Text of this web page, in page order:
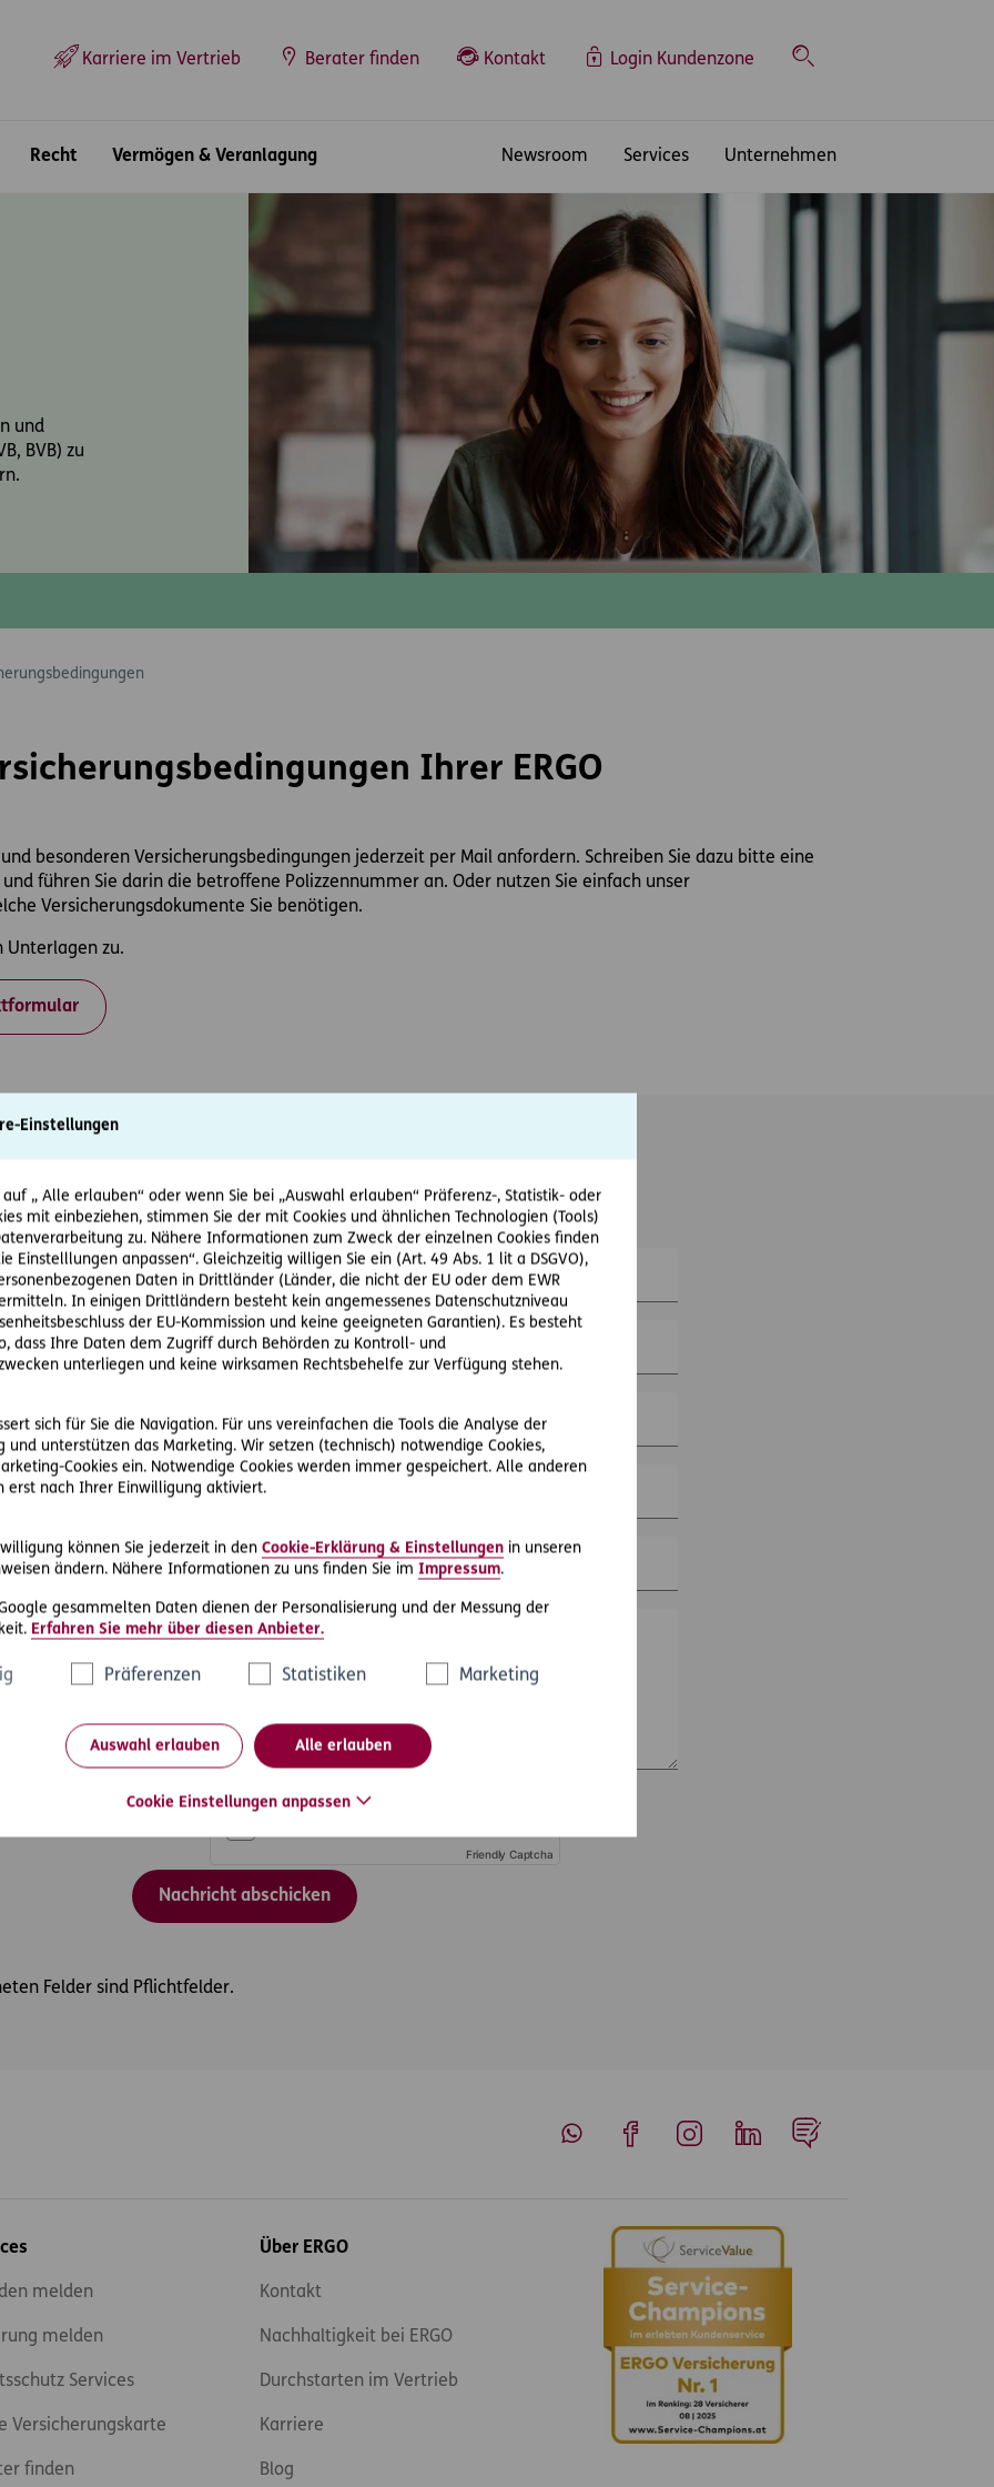
Einstellungen
„ Alle erlauben“ oder wenn Sie bei „Auswahl erlauben“ Präferenz-, Statistik- oder
mit einbeziehen, stimmen Sie der mit Cookies und ähnlichen Technologien (Tools)
zu. Nähere Informationen zum Zweck der einzelnen Cookies finden
Einstelllungen anpassen“. Gleichzeitig willigen Sie ein (Art. 49 Abs. 1 lit a DSGVO),
Daten in Drittländer (Länder, die nicht der EU oder dem EWR
In einigen Drittländern besteht kein angemessenes Datenschutzniveau
der EU-Kommission und keine geeigneten Garantien). Es besteht
dass Ihre Daten dem Zugriff durch Behörden zu Kontroll- und
unterliegen und keine wirksamen Rechtsbehelfe zur Verfügung stehen.
sich für Sie die Navigation. Für uns vereinfachen die Tools die Analyse der
und unterstützen das Marketing. Wir setzen (technisch) notwendige Cookies,
Cookies ein. Notwendige Cookies werden immer gespeichert. Alle anderen
erst nach Ihrer Einwilligung aktiviert.
können Sie jederzeit in den Cookie-Erklärung & Einstellungen in unseren
ändern. Nähere Informationen zu uns finden Sie im Impressum.
gesammelten Daten dienen der Personalisierung und der Messung der
Erfahren Sie mehr über diesen Anbieter.
Präferenzen Statistiken Marketing
Auswahl erlauben Alle erlauben
Cookie Einstellungen anpassen
Karriere im Vertrieb Berater finden Kontakt Login Kundenzone
Suche
Recht Vermögen & Veranlagung Newsroom Services Unternehmen
und
BVB) zu
Ihrer ERGO
besonderen Versicherungsbedingungen jederzeit per Mail anfordern. Schreiben Sie dazu bitte eine
und führen Sie darin die betroffene Polizzennummer an. Oder nutzen Sie einfach unser
Versicherungsdokumente Sie benötigen.
Unterlagen zu.
Kontaktformular
Friendly Captcha
Felder sind Pflichtfelder.
melden
melden
Services
Versicherungskarte
finden
Über ERGO
Kontakt
Nachhaltigkeit bei ERGO
Durchstarten im Vertrieb
Karriere
Blog